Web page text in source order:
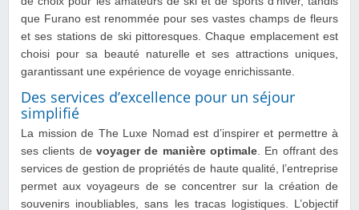
que Furano est renommée pour ses vastes champs de fleurs
et ses stations de ski pittoresques. Chaque emplacement est
choisi pour sa beauté naturelle et ses attractions uniques,
garantissant une expérience de voyage enrichissante.
Des services d’excellence pour un séjour
simplifié
La mission de The Luxe Nomad est d’inspirer et permettre à
ses clients de voyager de manière optimale . En offrant des
services de gestion de propriétés de haute qualité, l’entreprise
permet aux voyageurs de se concentrer sur la création de
souvenirs inoubliables, sans les tracas logistiques. L’objectif